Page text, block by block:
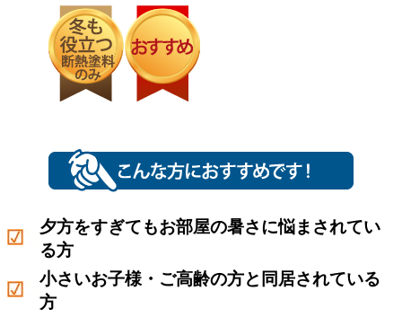
夕方をすぎてもお部屋の暑さに悩まされてい
る方
小さいお子様・ご高齢の方と同居されている
方